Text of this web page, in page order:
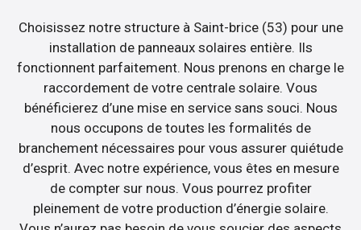
Choisissez notre structure à Saint-brice (53) pour une
installation de panneaux solaires entière. Ils
fonctionnent parfaitement. Nous prenons en charge le
raccordement de votre centrale solaire. Vous
bénéficierez d’une mise en service sans souci. Nous
nous occupons de toutes les formalités de
branchement nécessaires pour vous assurer quiétude
d’esprit. Avec notre expérience, vous êtes en mesure
de compter sur nous. Vous pourrez profiter
pleinement de votre production d’énergie solaire.